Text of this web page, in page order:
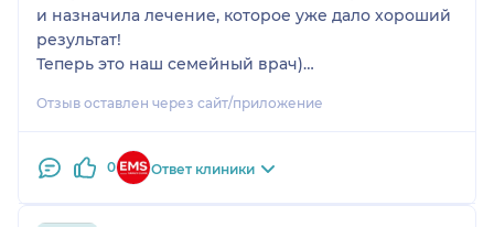
запутаться.
Уже после двух недель лечебного питания и
соблюдения всех рекомендаций я стала
чувствовать себя гораздо лучше - утром встаю
эмоциональный фон стал выравниваться.
Очень благодарна Вере Николаевне за такой
и назначила лечение, которое уже дало хороший
результат!
Теперь это наш семейный врач)
Отзыв оставлен через сайт/приложение
0 Ответ клиники